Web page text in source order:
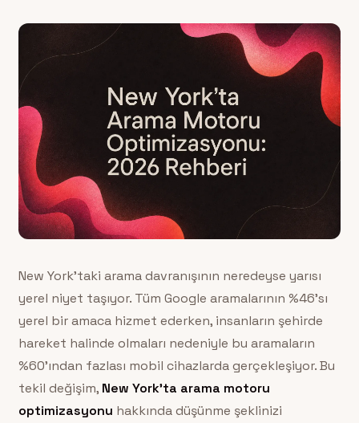
New York’taki arama davranışının neredeyse yarısı
yerel niyet taşıyor. Tüm Google aramalarının %46’sı
yerel bir amaca hizmet ederken, insanların şehirde
hareket halinde olmaları nedeniyle bu aramaların
%60’ından fazlası mobil cihazlarda gerçekleşiyor. Bu
tekil değişim, New York’ta arama motoru
optimizasyonu hakkında düşünme şeklinizi